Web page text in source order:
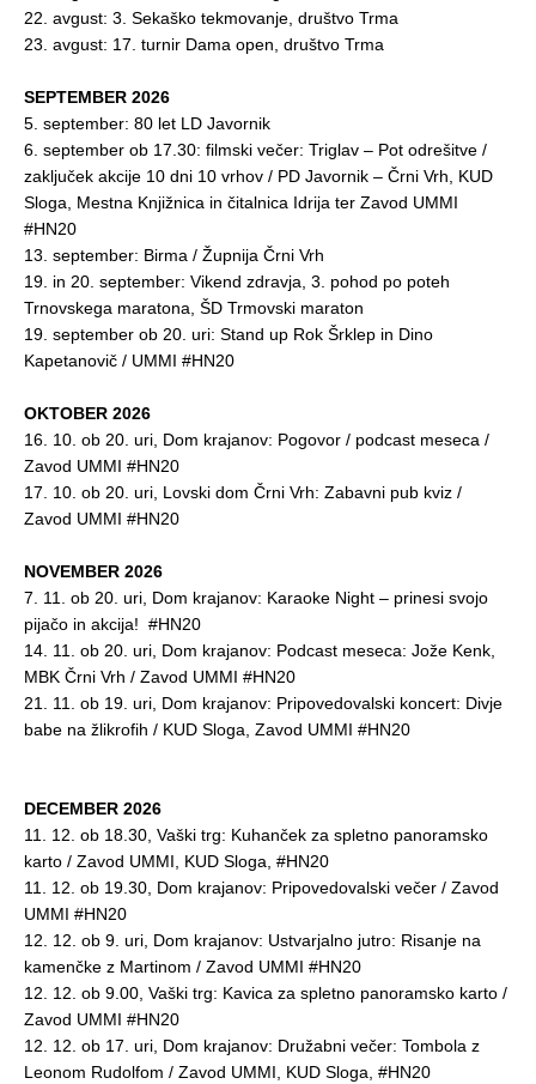
22. avgust: 3. Sekaško tekmovanje, društvo Trma
23. avgust: 17. turnir Dama open, društvo Trma
SEPTEMBER 2026
5. september: 80 let LD Javornik
6. september ob 17.30: filmski večer: Triglav – Pot odrešitve /
zaključek akcije 10 dni 10 vrhov / PD Javornik – Črni Vrh, KUD
Sloga, Mestna Knjižnica in čitalnica Idrija ter Zavod UMMI
#HN20
13. september: Birma / Župnija Črni Vrh
19. in 20. september: Vikend zdravja, 3. pohod po poteh
Trnovskega maratona, ŠD Trmovski maraton
19. september ob 20. uri: Stand up Rok Šrklep in Dino
Kapetanovič / UMMI #HN20
OKTOBER 2026
16. 10. ob 20. uri, Dom krajanov: Pogovor / podcast meseca /
Zavod UMMI #HN20
17. 10. ob 20. uri, Lovski dom Črni Vrh: Zabavni pub kviz /
Zavod UMMI #HN20
NOVEMBER 2026
7. 11. ob 20. uri, Dom krajanov: Karaoke Night – prinesi svojo
pijačo in akcija! #HN20
14. 11. ob 20. uri, Dom krajanov: Podcast meseca: Jože Kenk,
MBK Črni Vrh / Zavod UMMI #HN20
21. 11. ob 19. uri, Dom krajanov: Pripovedovalski koncert: Divje
babe na žlikrofih / KUD Sloga, Zavod UMMI #HN20
DECEMBER 2026
11. 12. ob 18.30, Vaški trg: Kuhanček za spletno panoramsko
karto / Zavod UMMI, KUD Sloga, #HN20
11. 12. ob 19.30, Dom krajanov: Pripovedovalski večer / Zavod
UMMI #HN20
12. 12. ob 9. uri, Dom krajanov: Ustvarjalno jutro: Risanje na
kamenčke z Martinom / Zavod UMMI #HN20
12. 12. ob 9.00, Vaški trg: Kavica za spletno panoramsko karto /
Zavod UMMI #HN20
12. 12. ob 17. uri, Dom krajanov: Družabni večer: Tombola z
Leonom Rudolfom / Zavod UMMI, KUD Sloga, #HN20